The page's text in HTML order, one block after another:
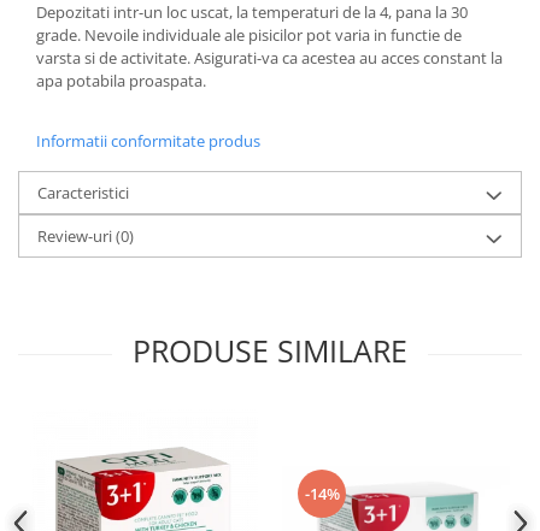
Depozitati intr-un loc uscat, la temperaturi de la 4, pana la 30
grade. Nevoile individuale ale pisicilor pot varia in functie de
varsta si de activitate. Asigurati-va ca acestea au acces constant la
apa potabila proaspata.
Informatii conformitate produs
Caracteristici
Review-uri(0)
PRODUSE SIMILARE
-14%